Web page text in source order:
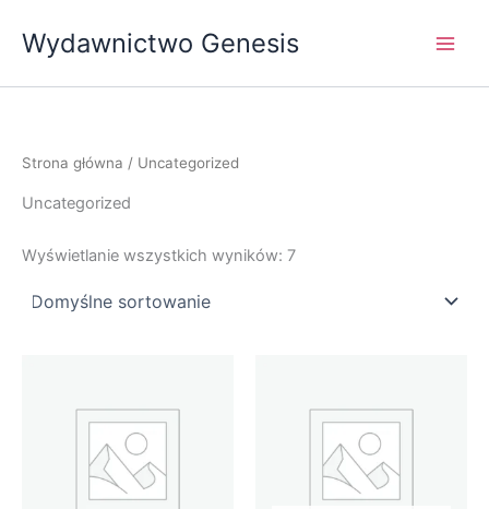
Wydawnictwo Genesis
Strona główna / Uncategorized
Uncategorized
Wyświetlanie wszystkich wyników: 7